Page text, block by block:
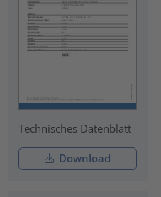
Technisches Datenblatt
Download